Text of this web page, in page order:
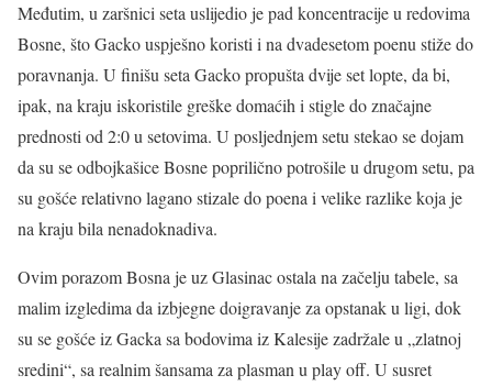
Međutim, u zaršnici seta uslijedio je pad koncentracije u redovima
Bosne, što Gacko uspješno koristi i na dvadesetom poenu stiže do
poravnanja. U finišu seta Gacko propušta dvije set lopte, da bi,
ipak, na kraju iskoristile greške domaćih i stigle do značajne
prednosti od 2:0 u setovima. U posljednjem setu stekao se dojam
da su se odbojkašice Bosne poprilično potrošile u drugom setu, pa
su gošće relativno lagano stizale do poena i velike razlike koja je
na kraju bila nenadoknadiva.
Ovim porazom Bosna je uz Glasinac ostala na začelju tabele, sa
malim izgledima da izbjegne doigravanje za opstanak u ligi, dok
su se gošće iz Gacka sa bodovima iz Kalesije zadržale u „zlatnoj
sredini“, sa realnim šansama za plasman u play off. U susret